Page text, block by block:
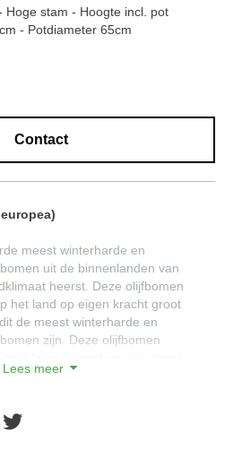
Hoge stam - Hoogte incl. pot
- Potdiameter 65cm
Contact
meest winterharde en
uit de binnenlanden van
heerst. Deze olijfbomen
het land op eigen kracht groot
de meest winterharde en
zijn. Deze olijfbomen
en hoge vertakkingen van deze
de OlijfboomSpecialist zich van
Lees meer